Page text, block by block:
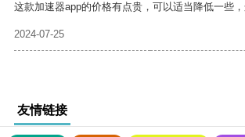
这款加速器app的价格有点贵，可以适当降低一些，
2024-07-25
友情链接